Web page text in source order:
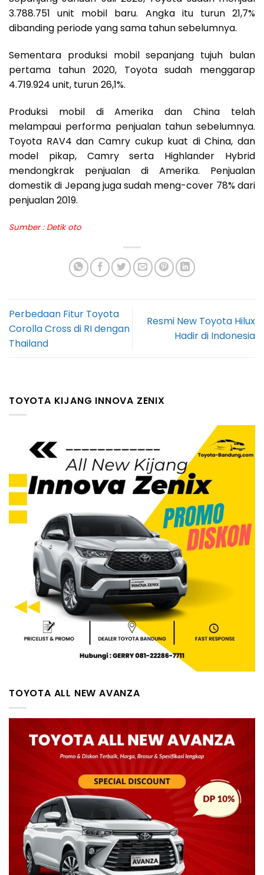
3.788.751 unit mobil baru. Angka itu turun 21,7%
dibanding periode yang sama tahun sebelumnya.
Sementara produksi mobil sepanjang tujuh bulan
pertama tahun 2020, Toyota sudah menggarap
4.719.924 unit, turun 26,1%.
Produksi mobil di Amerika dan China telah
melampaui performa penjualan tahun sebelumnya.
Toyota RAV4 dan Camry cukup kuat di China, dan
model pikap, Camry serta Highlander Hybrid
mendongkrak penjualan di Amerika. Penjualan
domestik di Jepang juga sudah meng-cover 78% dari
penjualan 2019.
Sumber : Detik oto
Perbedaan Fitur Toyota
Corolla Cross di RI dengan
Thailand
Resmi New Toyota Hilux
Hadir di Indonesia
TOYOTA KIJANG INNOVA ZENIX
TOYOTA ALL NEW AVANZA